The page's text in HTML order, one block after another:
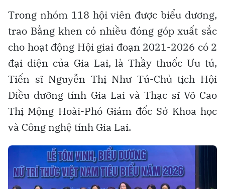
Trong nhóm 118 hội viên được biểu dương,
trao Bằng khen có nhiều đóng góp xuất sắc
cho hoạt động Hội giai đoạn 2021-2026 có 2
đại diện của Gia Lai, là Thầy thuốc Ưu tú,
Tiến sĩ Nguyễn Thị Như Tú-Chủ tịch Hội
Điều dưỡng tỉnh Gia Lai và Thạc sĩ Võ Cao
Thị Mộng Hoài-Phó Giám đốc Sở Khoa học
và Công nghệ tỉnh Gia Lai.